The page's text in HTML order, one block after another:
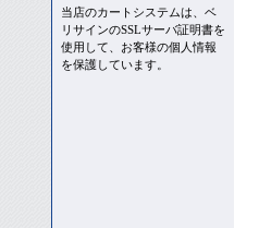
当店のカートシステムは、ベ
リサインのSSLサーバ証明書を
使用して、お客様の個人情報
を保護しています。